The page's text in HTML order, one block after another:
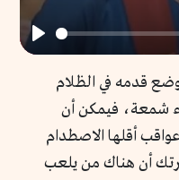
Play
قدمه في الظلام
شمعة، فيمكن أن
أقلها الاصطدام
أن هناك من يلعب